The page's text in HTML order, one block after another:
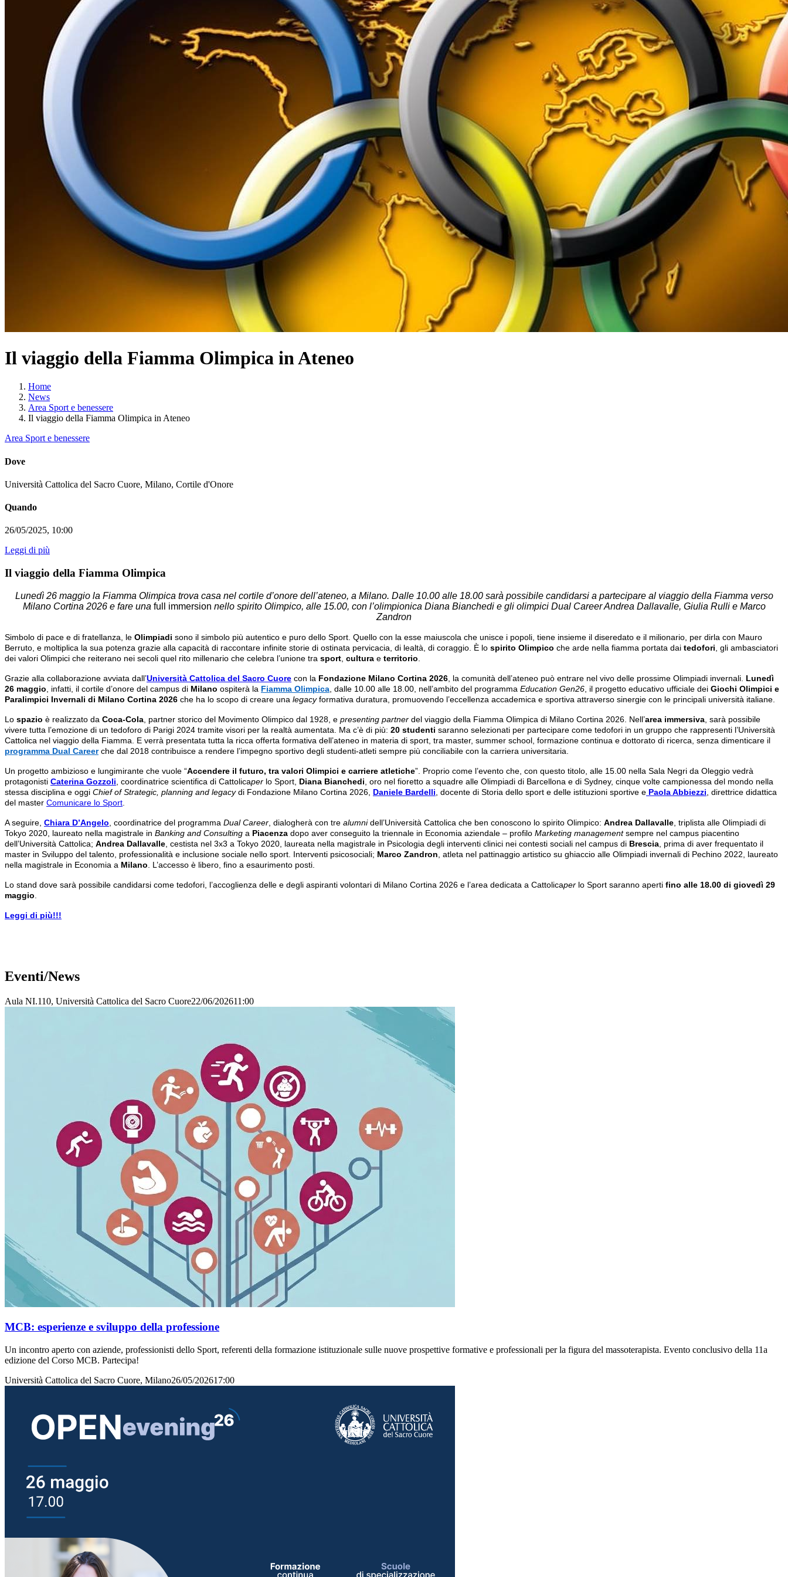
Il viaggio della Fiamma Olimpica in Ateneo
Home
News
Area Sport e benessere
Il viaggio della Fiamma Olimpica in Ateneo
Area Sport e benessere
Dove
Università Cattolica del Sacro Cuore, Milano, Cortile d'Onore
Quando
26/05/2025, 10:00
Leggi di più
Il viaggio della Fiamma Olimpica
Lunedì 26 maggio la Fiamma Olimpica trova casa nel cortile d’onore dell’ateneo, a Milano. Dalle 10.00 alle 18.00 sarà possibile candidarsi a partecipare al viaggio della Fiamma verso
Milano Cortina 2026 e fare una full immersion nello spirito Olimpico, alle 15.00, con l’olimpionica Diana Bianchedi e gli olimpici Dual Career Andrea Dallavalle, Giulia Rulli e Marco
Zandron
Simbolo di pace e di fratellanza, le Olimpiadi sono il simbolo più autentico e puro dello Sport. Quello con la esse maiuscola che unisce i popoli, tiene insieme il diseredato e il milionario, per dirla con Mauro
Berruto, e moltiplica la sua potenza grazie alla capacità di raccontare infinite storie di ostinata pervicacia, di lealtà, di coraggio. È lo spirito Olimpico che arde nella fiamma portata dai tedofori , gli ambasciatori
dei valori Olimpici che reiterano nei secoli quel rito millenario che celebra l’unione tra sport cultura e territorio
Grazie alla collaborazione avviata dall’Università Cattolica del Sacro Cuore con la Fondazione Milano Cortina 2026 , la comunità dell’ateneo può entrare nel vivo delle prossime Olimpiadi invernali. Lunedì
26 maggio , infatti, il cortile d’onore del campus di Milano ospiterà la Fiamma Olimpica , dalle 10.00 alle 18.00, nell’ambito del programma Education Gen26 , il progetto educativo ufficiale dei Giochi Olimpici e
Paralimpici Invernali di Milano Cortina 2026 che ha lo scopo di creare una legacyformativa duratura, promuovendo l’eccellenza accademica e sportiva attraverso sinergie con le principali università italiane.
Lo spazio è realizzato da Coca-Cola , partner storico del Movimento Olimpico dal 1928, e presenting partner del viaggio della Fiamma Olimpica di Milano Cortina 2026. Nell’area immersiva , sarà possibile
vivere tutta l’emozione di un tedoforo di Parigi 2024 tramite visori per la realtà aumentata. Ma c’è di più: 20 studenti saranno selezionati per partecipare come tedofori in un gruppo che rappresenti l’Università
Cattolica nel viaggio della Fiamma. E verrà presentata tutta la ricca offerta formativa dell’ateneo in materia di sport, tra master, summer school, formazione continua e dottorato di ricerca, senza dimenticare il
programma Dual Careerche dal 2018 contribuisce a rendere l’impegno sportivo degli studenti-atleti sempre più conciliabile con la carriera universitaria.
Un progetto ambizioso e lungimirante che vuole “Accendere il futuro, tra valori Olimpici e carriere atletiche”. Proprio come l’evento che, con questo titolo, alle 15.00 nella Sala Negri da Oleggio vedrà
protagonisti Caterina Gozzoli , coordinatrice scientifica di Cattolicaper lo Sport, Diana Bianchedi , oro nel fioretto a squadre alle Olimpiadi di Barcellona e di Sydney, cinque volte campionessa del mondo nella
stessa disciplina e oggi Chief of Strategic, planning and legacydi Fondazione Milano Cortina 2026, Daniele Bardelli , docente di Storia dello sport e delle istituzioni sportive e Paola Abbiezzi , direttrice didattica
del master Comunicare lo Sport
A seguire, Chiara D’Angelo , coordinatrice del programma Dual Career , dialogherà con tre alumnidell’Università Cattolica che ben conoscono lo spirito Olimpico: Andrea Dallavalle , triplista alle Olimpiadi di
Tokyo 2020, laureato nella magistrale in Banking and Consulting a Piacenza dopo aver conseguito la triennale in Economia aziendale – profilo Marketing managementsempre nel campus piacentino
dell’Università Cattolica; Andrea Dallavalle , cestista nel 3x3 a Tokyo 2020, laureata nella magistrale in Psicologia degli interventi clinici nei contesti sociali nel campus di Brescia , prima di aver frequentato il
master in Sviluppo del talento, professionalità e inclusione sociale nello sport. Interventi psicosociali; Marco Zandron , atleta nel pattinaggio artistico su ghiaccio alle Olimpiadi invernali di Pechino 2022, laureato
nella magistrale in Economia a Milano . L’accesso è libero, fino a esaurimento posti.
Lo stand dove sarà possibile candidarsi come tedofori, l’accoglienza delle e degli aspiranti volontari di Milano Cortina 2026 e l’area dedicata a Cattolicaper lo Sport saranno aperti fino alle 18.00 di giovedì 29
maggio
Leggi di più!!!
Eventi/News
Aula NI.110, Università Cattolica del Sacro Cuore22/06/202611:00
MCB: esperienze e sviluppo della professione
Un incontro aperto con aziende, professionisti dello Sport, referenti della formazione istituzionale sulle nuove prospettive formative e professionali per la figura del massoterapista. Evento conclusivo della 11a
edizione del Corso MCB. Partecipa!
Università Cattolica del Sacro Cuore, Milano26/05/202617:00